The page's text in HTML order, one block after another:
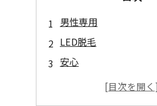
男性専用
LED脱毛
安心
女性にも人気